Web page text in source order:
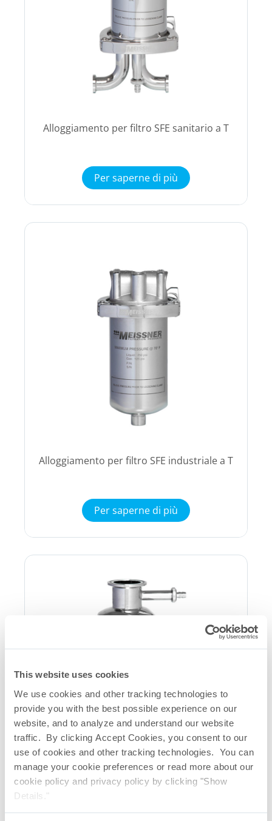
This website uses cookies
We use cookies and other tracking technologies to
provide you with the best possible experience on our
website, and to analyze and understand our website
traffic. By clicking Accept Cookies, you consent to our
use of cookies and other tracking technologies. You can
manage your cookie preferences or read more about our
cookie policy and privacy policy by clicking "Show
Details."
Alloggiamento per filtro SFE sanitario a T
Per saperne di più
Alloggiamento per filtro SFE industriale a T
Per saperne di più
Alloggiamento per filtro SFE sanitario in linea